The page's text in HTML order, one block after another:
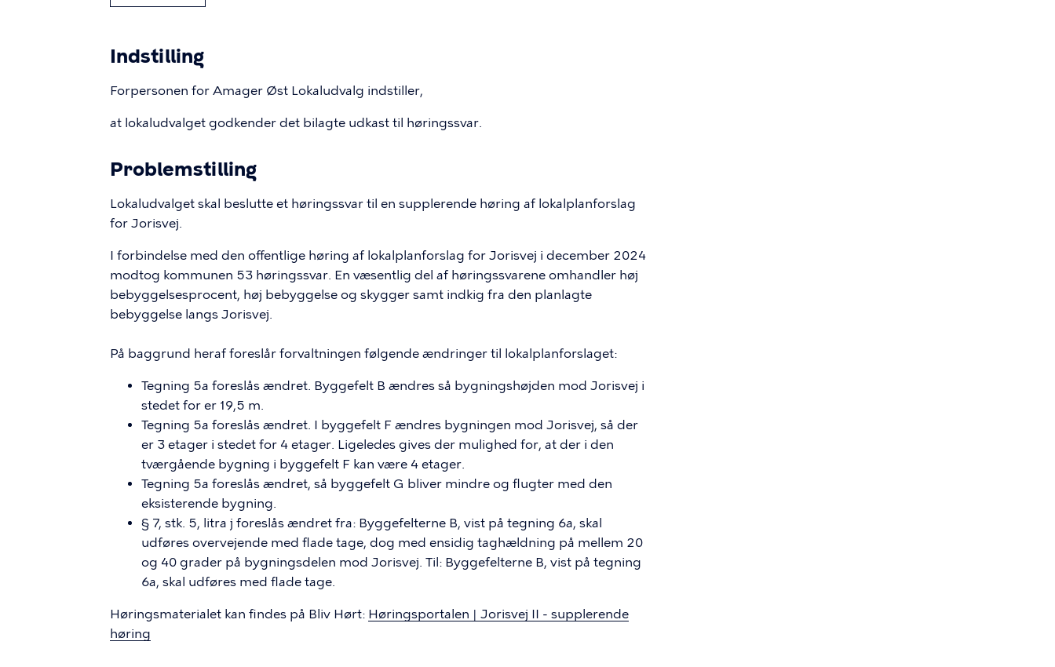
Indstilling
Forpersonen for Amager Øst Lokaludvalg indstiller,
at lokaludvalget godkender det bilagte udkast til høringssvar.
Problemstilling
Lokaludvalget skal beslutte et høringssvar til en supplerende høring af lokalplanforslag
for Jorisvej.
I forbindelse med den offentlige høring af lokalplanforslag for Jorisvej i december 2024
modtog kommunen 53 høringssvar. En væsentlig del af høringssvarene omhandler høj
bebyggelsesprocent, høj bebyggelse og skygger samt indkig fra den planlagte
bebyggelse langs Jorisvej.
På baggrund heraf foreslår forvaltningen følgende ændringer til lokalplanforslaget:
Tegning 5a foreslås ændret. Byggefelt B ændres så bygningshøjden mod Jorisvej i
stedet for er 19,5 m.
Tegning 5a foreslås ændret. I byggefelt F ændres bygningen mod Jorisvej, så der
er 3 etager i stedet for 4 etager. Ligeledes gives der mulighed for, at der i den
tværgående bygning i byggefelt F kan være 4 etager.
Tegning 5a foreslås ændret, så byggefelt G bliver mindre og flugter med den
eksisterende bygning.
§ 7, stk. 5, litra j foreslås ændret fra: Byggefelterne B, vist på tegning 6a, skal
udføres overvejende med flade tage, dog med ensidig taghældning på mellem 20
og 40 grader på bygningsdelen mod Jorisvej. Til: Byggefelterne B, vist på tegning
6a, skal udføres med flade tage.
Høringsmaterialet kan findes på Bliv Hørt: Høringsportalen | Jorisvej II - supplerende
høring